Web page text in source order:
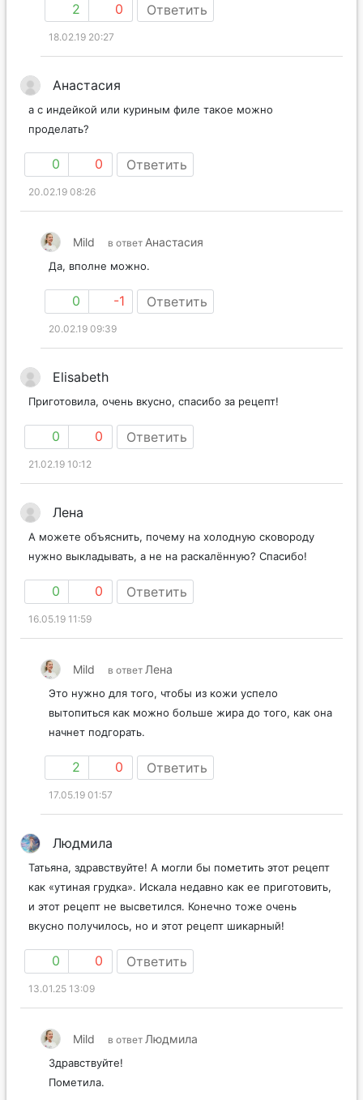
2 0 Ответить
18.02.19 20:27
Анастасия
а с индейкой или куриным филе такое можно
проделать?
0 0 Ответить
20.02.19 08:26
Mild в ответ Анастасия
Да, вполне можно.
0 -1 Ответить
20.02.19 09:39
Elisabeth
Приготовила, очень вкусно, спасибо за рецепт!
0 0 Ответить
21.02.19 10:12
Лена
А можете объяснить, почему на холодную сковороду
нужно выкладывать, а не на раскалённую? Спасибо!
0 0 Ответить
16.05.19 11:59
Mild в ответ Лена
Это нужно для того, чтобы из кожи успело
вытопиться как можно больше жира до того, как она
начнет подгорать.
2 0 Ответить
17.05.19 01:57
Людмила
Татьяна, здравствуйте! А могли бы пометить этот рецепт
как «утиная грудка». Искала недавно как ее приготовить,
и этот рецепт не высветился. Конечно тоже очень
вкусно получилось, но и этот рецепт шикарный!
0 0 Ответить
13.01.25 13:09
Mild в ответ Людмила
Здравствуйте!
Пометила.